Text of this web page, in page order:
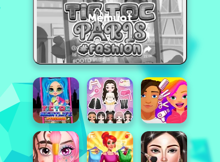
Memuat